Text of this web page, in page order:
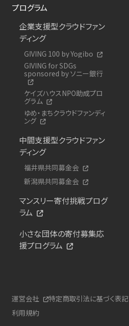
プログラム
企業支援型クラウドファン
ディング
GIVING 100 by Yogibo
GIVING for SDGs
sponsored by ソニー銀行
ケイズハウスNPO助成プロ
グラム
ゆめ・まちクラウドファンディ
ング
中間支援型クラウドファン
ディング
福井県共同募金会
新潟県共同募金会
マンスリー寄付挑戦プログ
ラム
小さな団体の寄付募集応
援プログラム
運営会社 特定商取引法に基づく表記
利用規約